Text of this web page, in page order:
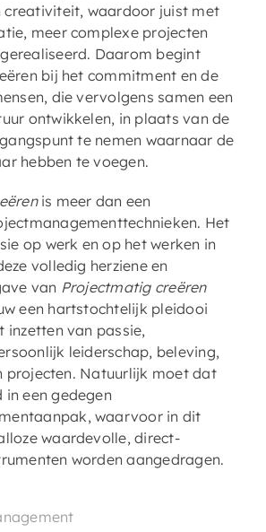
creativiteit, waardoor juist met
meer complexe projecten
Daarom begint
bij het commitment en de
die vervolgens samen een
ontwikkelen, in plaats van de
te nemen waarnaar de
hebben te voegen.
is meer dan een
Het
op werk en op het werken in
volledig herziene en
van Projectmatig creëren
een hartstochtelijk pleidooi
inzetten van passie,
leiderschap, beleving,
projecten. Natuurlijk moet dat
een gedegen
waarvoor in dit
waardevolle, direct-
worden aangedragen.